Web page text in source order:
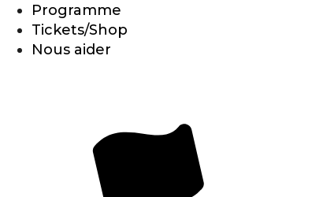
Programme
Tickets/Shop
Nous aider